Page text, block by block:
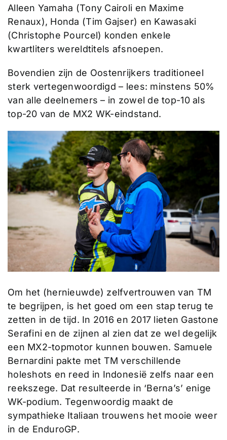
Alleen Yamaha (Tony Cairoli en Maxime
Renaux), Honda (Tim Gajser) en Kawasaki
(Christophe Pourcel) konden enkele
kwartliters wereldtitels afsnoepen.
Bovendien zijn de Oostenrijkers traditioneel
sterk vertegenwoordigd – lees: minstens 50%
van alle deelnemers – in zowel de top-10 als
top-20 van de MX2 WK-eindstand.
Om het (hernieuwde) zelfvertrouwen van TM
te begrijpen, is het goed om een stap terug te
zetten in de tijd. In 2016 en 2017 lieten Gastone
Serafini en de zijnen al zien dat ze wel degelijk
een MX2-topmotor kunnen bouwen. Samuele
Bernardini pakte met TM verschillende
holeshots en reed in Indonesië zelfs naar een
reekszege. Dat resulteerde in ‘Berna’s’ enige
WK-podium. Tegenwoordig maakt de
sympathieke Italiaan trouwens het mooie weer
in de EnduroGP.